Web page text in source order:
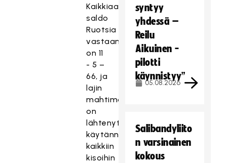
Kaikkiaan
saldo
Ruotsia
vastaan
on 11
- 5 –
66, ja
lajin
mahtimaa
on
lähtenyt
käytännössä
kaikkiin
kisoihin
syntyy
yhdessä –
Reilu
Aikuinen -
pilotti
käynnistyy”
05.08.2026
Salibandyliito
n varsinainen
kokous